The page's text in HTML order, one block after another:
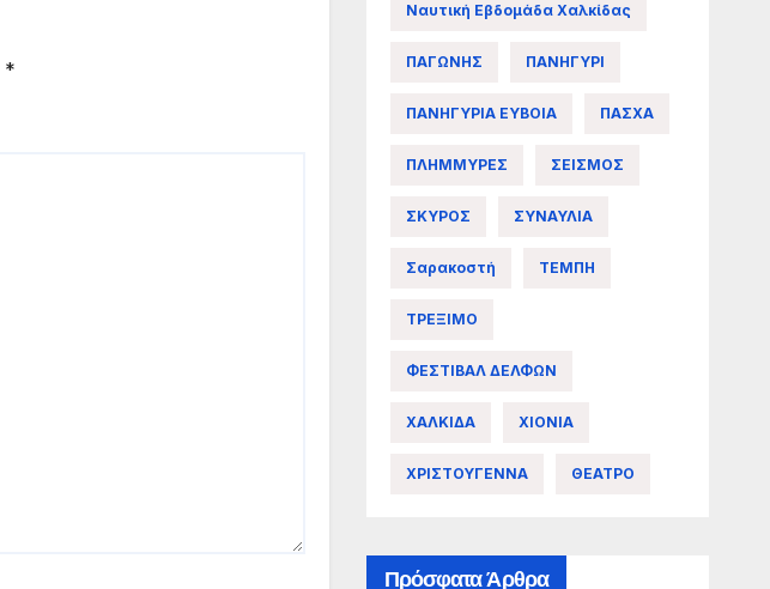
*
Ναυτική Εβδομάδα Χαλκίδας
ΠΑΓΩΝΗΣ ΠΑΝΗΓΥΡΙ
ΠΑΝΗΓΥΡΙΑ ΕΥΒΟΙΑ ΠΑΣΧΑ
ΠΛΗΜΜΥΡΕΣ ΣΕΙΣΜΟΣ
ΣΚΥΡΟΣ ΣΥΝΑΥΛΙΑ
Σαρακοστή ΤΕΜΠΗ
ΤΡΕΞΙΜΟ
ΦΕΣΤΙΒΑΛ ΔΕΛΦΩΝ
ΧΑΛΚΙΔΑ ΧΙΟΝΙΑ
ΧΡΙΣΤΟΥΓΕΝΝΑ ΘΕΑΤΡΟ
Πρόσφατα Άρθρα